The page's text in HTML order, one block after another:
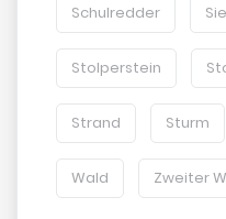
Schulredder
Stolperstein
Strand Sturm
Wald Zweiter